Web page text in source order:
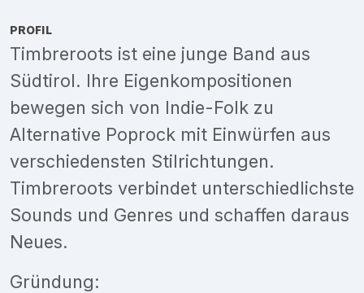
PROFIL
Timbreroots ist eine junge Band aus
Südtirol. Ihre Eigenkompositionen
bewegen sich von Indie-Folk zu
Alternative Poprock mit Einwürfen aus
verschiedensten Stilrichtungen.
Timbreroots verbindet unterschiedlichste
Sounds und Genres und schaffen daraus
Neues.
Gründung: